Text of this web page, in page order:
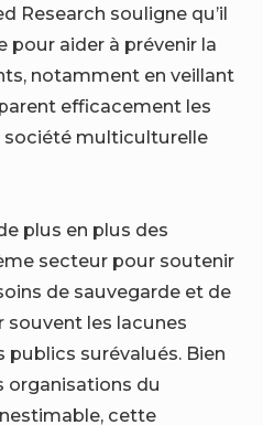
Research souligne qu’il
pour aider à prévenir la
notamment en veillant
efficacement les
société multiculturelle
plus en plus des
secteur pour soutenir
de sauvegarde et de
souvent les lacunes
publics surévalués. Bien
organisations du
cette